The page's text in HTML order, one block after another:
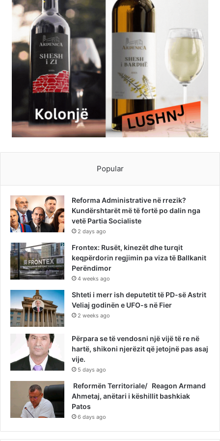
Popular
Reforma Administrative në rrezik?
Kundërshtarët më të fortë po dalin nga
vetë Partia Socialiste
2 days ago
Frontex: Rusët, kinezët dhe turqit
keqpërdorin regjimin pa viza të Ballkanit
Perëndimor
4 weeks ago
Shteti i merr ish deputetit të PD-së Astrit
Veliaj godinën e UFO-s në Fier
2 weeks ago
Përpara se të vendosni një vijë të re në
hartë, shikoni njerëzit që jetojnë pas asaj
vije.
5 days ago
Reformën Territoriale/ Reagon Armand
Ahmetaj, anëtari i këshillit bashkiak
Patos
6 days ago